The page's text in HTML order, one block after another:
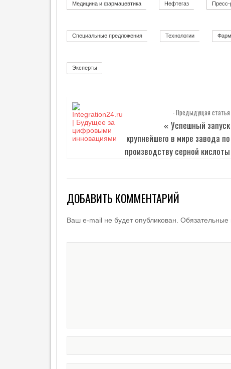
Медицина и фармацевтика Нефтегаз
Специальные предложения Технологии
Эксперты
- Предыдущая статья
« Успешный запуск
крупнейшего в мире завода по
производству серной кислоты
ДОБАВИТЬ КОММЕНТАРИЙ
Ваш e-mail не будет опубликован.